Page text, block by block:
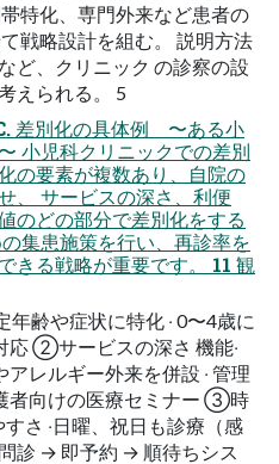
特化、専⾨外来など患者の
戦略設計を組む。 説明⽅法
ど、クリニック の診察の設
えられる。 5
差別化の具体例 〜ある⼩
小児科クリニックでの差別
の要素が複数あり、自院の
、 サービスの深さ、利便
のどの部分で差別化をする
集患施策を⾏い、再診率を
きる戦略が重要です。 11 観
齢や症状に特化 ‧ 0〜4歳に
応 ②サービスの深さ 機能‧
アレルギー外来を併設 ‧ 管理
者向けの医療セミナー ③時
さ ‧⽇曜、祝⽇も診療（感
診 → 即予約 → 順待ちシス